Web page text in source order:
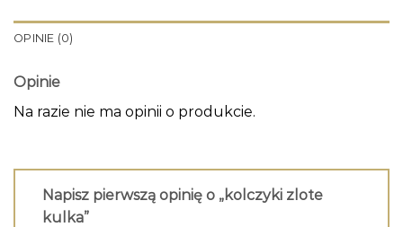
OPINIE (0)
Opinie
Na razie nie ma opinii o produkcie.
Napisz pierwszą opinię o „kolczyki zlote
kulka”